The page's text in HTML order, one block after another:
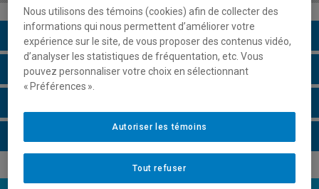
Description du cours
Horaire - Été 2026
Nous utilisons des témoins (cookies) afin de collecter des
informations qui nous permettent d’améliorer votre
expérience sur le site, de vous proposer des contenus vidéo,
d’analyser les statistiques de fréquentation, etc. Vous
pouvez personnaliser votre choix en sélectionnant
« Préférences ».
Tout refuser
Autoriser les témoins